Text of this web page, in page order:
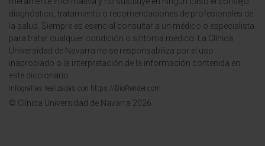
diagnóstico, tratamiento o recomendaciones de profesionales de
la salud. Siempre es esencial consultar a un médico o especialista
para tratar cualquier condición o síntoma médico. La Clínica
Universidad de Navarra no se responsabiliza por el uso
inapropiado o la interpretación de la información contenida en
este diccionario.
Infografías realizadas con https://BioRender.com
© Clínica Universidad de Navarra 2026